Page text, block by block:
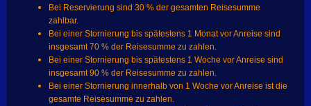
Bei Reservierung sind 30 % der gesamten Reisesumme
zahlbar.
Bei einer Stornierung bis spätestens 1 Monat vor Anreise sind
insgesamt 70 % der Reisesumme zu zahlen.
Bei einer Stornierung bis spätestens 1 Woche vor Anreise sind
insgesamt 90 % der Reisesumme zu zahlen.
Bei einer Stornierung innerhalb von 1 Woche vor Anreise ist die
gesamte Reisesumme zu zahlen.